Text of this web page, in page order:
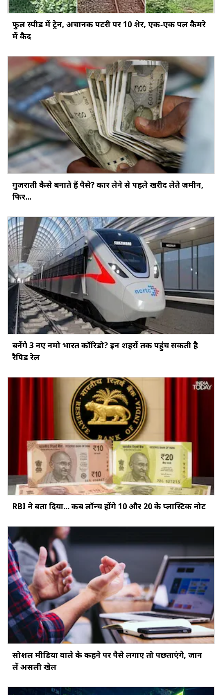
फुल स्पीड में ट्रेन, अचानक पटरी पर 10 शेर, एक-एक पल कैमरे
में कैद
गुजराती कैसे बनाते हैं पैसे? कार लेने से पहले खरीद लेते जमीन,
फिर...
बनेंगे 3 नए नमो भारत कॉरिडो? इन शहरों तक पहुंच सकती है
रैपिड रेल
RBI ने बता दिया... कब लॉन्च होंगे ₹10 और ₹20 के प्लास्टिक नोट
सोशल मीडिया वाले के कहने पर पैसे लगाए तो पछताएंगे, जान
लें असली खेल